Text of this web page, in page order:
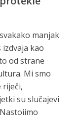
manjak
kao
od strane
Mi smo
riječi,
su slučajevi